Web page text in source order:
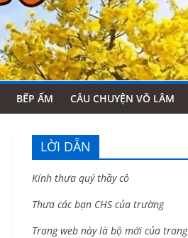
BẾP ẤM CÂU CHUYỆN VÕ LÂM
LỜI DẪN
Kính thưa quý thầy cô
Thưa các bạn CHS của trường
Trang web này là bộ mới của trang